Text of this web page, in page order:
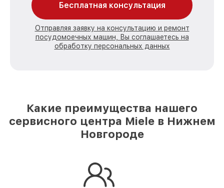
Бесплатная консультация
Отправляя заявку на консультацию и ремонт
посудомоечных машин, Вы соглашаетесь на
обработку персональных данных
Какие преимущества нашего
сервисного центра Miele в Нижнем
Новгороде